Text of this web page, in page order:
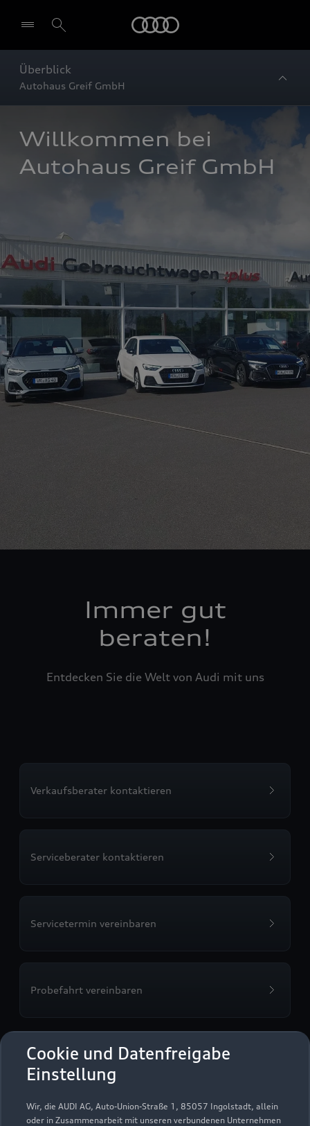
Cookie und Datenfreigabe
Einstellung
Wir, die AUDI AG, Auto-Union-Straße 1, 85057 Ingolstadt, allein
oder in Zusammenarbeit mit unseren verbundenen Unternehmen
Überblick
Autohaus Greif GmbH
Willkommen bei
Autohaus Greif GmbH
Immer gut
beraten!
Entdecken Sie die Welt von Audi mit uns
Verkaufsberater kontaktieren
Serviceberater kontaktieren
Servicetermin vereinbaren
Probefahrt vereinbaren
Autohaus Greif GmbH